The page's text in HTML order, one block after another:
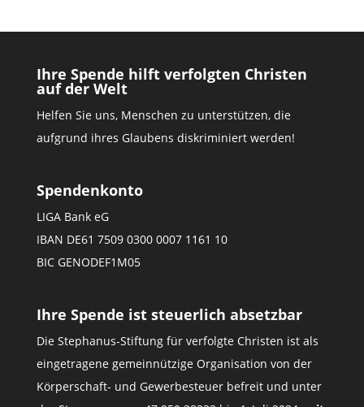
Ihre Spende hilft verfolgten Christen
auf der Welt
Helfen Sie uns, Menschen zu unterstützen, die
aufgrund ihres Glaubens diskriminiert werden!
Spendenkonto
LIGA Bank eG
IBAN DE61 7509 0300 0007 1161 10
BIC GENODEF1M05
Ihre Spende ist steuerlich absetzbar
Die Stephanus-Stiftung für verfolgte Christen ist als
eingetragene gemeinnützige Organisation von der
Körperschaft- und Gewerbesteuer befreit und unter